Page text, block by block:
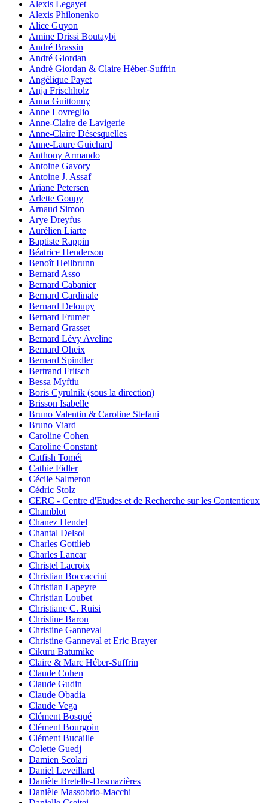
Alexis Legayet
Alexis Philonenko
Alice Guyon
Amine Drissi Boutaybi
André Brassin
André Giordan
André Giordan & Claire Héber-Suffrin
Angélique Payet
Anja Frischholz
Anna Guittonny
Anne Lovreglio
Anne-Claire de Lavigerie
Anne-Claire Désesquelles
Anne-Laure Guichard
Anthony Armando
Antoine Gavory
Antoine J. Assaf
Ariane Petersen
Arlette Goupy
Arnaud Simon
Arye Dreyfus
Aurélien Liarte
Baptiste Rappin
Béatrice Henderson
Benoît Heilbrunn
Bernard Asso
Bernard Cabanier
Bernard Cardinale
Bernard Deloupy
Bernard Frumer
Bernard Grasset
Bernard Lévy Aveline
Bernard Oheix
Bernard Spindler
Bertrand Fritsch
Bessa Myftiu
Boris Cyrulnik (sous la direction)
Brisson Isabelle
Bruno Valentin & Caroline Stefani
Bruno Viard
Caroline Cohen
Caroline Constant
Catfish Toméi
Cathie Fidler
Cécile Salmeron
Cédric Stolz
CERC - Centre d'Etudes et de Recherche sur les Contentieux
Chamblot
Chanez Hendel
Chantal Delsol
Charles Gottlieb
Charles Lancar
Christel Lacroix
Christian Boccaccini
Christian Lapeyre
Christian Loubet
Christiane C. Ruisi
Christine Baron
Christine Ganneval
Christine Ganneval et Eric Brayer
Cikuru Batumike
Claire & Marc Héber-Suffrin
Claude Cohen
Claude Gudin
Claude Obadia
Claude Vega
Clément Bosqué
Clément Bourgoin
Clément Bucaille
Colette Guedj
Damien Scolari
Daniel Leveillard
Danièle Bretelle-Desmazières
Danièle Massobrio-Macchi